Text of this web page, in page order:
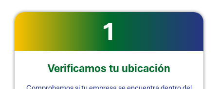
1
Verificamos tu ubicación